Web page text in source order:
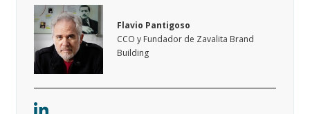
Flavio Pantigoso
CCO y Fundador de Zavalita Brand
Building